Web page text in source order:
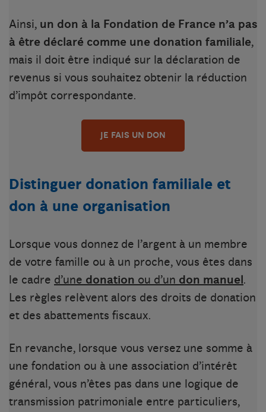
Ainsi, un don à la Fondation de France n’a pas
à être déclaré comme une donation familiale,
mais il doit être indiqué sur la déclaration de
revenus si vous souhaitez obtenir la réduction
d’impôt correspondante.
JE FAIS UN DON
Distinguer donation familiale et
don à une organisation
Lorsque vous donnez de l’argent à un membre
de votre famille ou à un proche, vous êtes dans
le cadre d’une donation ou d’un don manuel.
Les règles relèvent alors des droits de donation
et des abattements fiscaux.
En revanche, lorsque vous versez une somme à
une fondation ou à une association d’intérêt
général, vous n’êtes pas dans une logique de
transmission patrimoniale entre particuliers,